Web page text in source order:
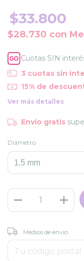
$33.800
$28.730 con
Cuotas SIN
3 cuotas sin
15% de
Ver más detalles
Envío gratis
Diámetro
Entregas para el CP:
Medios de envío